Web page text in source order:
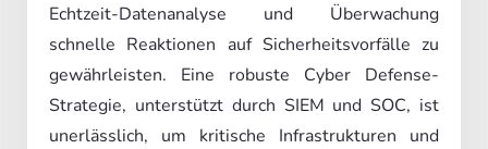
Echtzeit-Datenanalyse und Überwachung
schnelle Reaktionen auf Sicherheitsvorfälle zu
gewährleisten. Eine robuste Cyber Defense-
Strategie, unterstützt durch SIEM und SOC, ist
unerlässlich, um kritische Infrastrukturen und